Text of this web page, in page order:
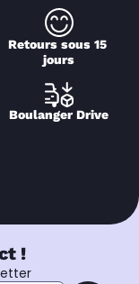
Retours sous 15
jours
Boulanger Drive
!